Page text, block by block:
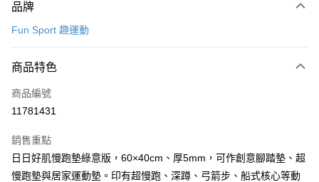
信用卡一次付款
3 期 0 利率 每期
合作金庫商業銀行
上海商業儲蓄銀行
臺灣中小企業銀行
匯豐（台灣）商業銀行
華泰商業銀行
聯邦商業銀行
遠東國際商業銀行
LINE Pay
Apple Pay
街口支付
悠遊付
品牌
Fun Sport 趣運動
商品特色
商品編號
11781431
銷售重點
日日好肌慢跑墊綠意版，60×40cm、厚5mm，可作創意腳踏墊、超
慢跑墊與居家運動墊。印有超慢跑、深蹲、弓箭步、船式核心等動